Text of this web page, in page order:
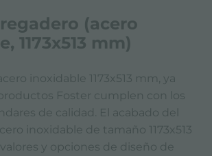
(acero
1173x513 mm)
inoxidable 1173x513 mm, ya
Foster cumplen con los
de calidad. El acabado del
inoxidable de tamaño 1173x513
y opciones de diseño de